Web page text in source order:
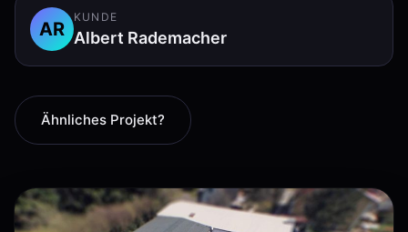
AR
KUNDE
Albert Rademacher
Ähnliches Projekt?